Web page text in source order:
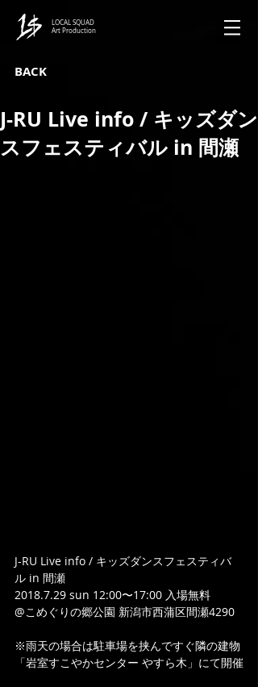
LOCAL SQUAD
Art Production
BACK
J-RU Live info / キッズダン
スフェスティバル in 間瀬
J-RU Live info / キッズダンスフェスティバ
ル in 間瀬
2018.7.29 sun 12:00〜17:00 入場無料
@こめぐりの郷公園 新潟市西蒲区間瀬4290
※雨天の場合は駐車場を挟んですぐ隣の建物
「岩室すこやかセンター やすら木」にて開催